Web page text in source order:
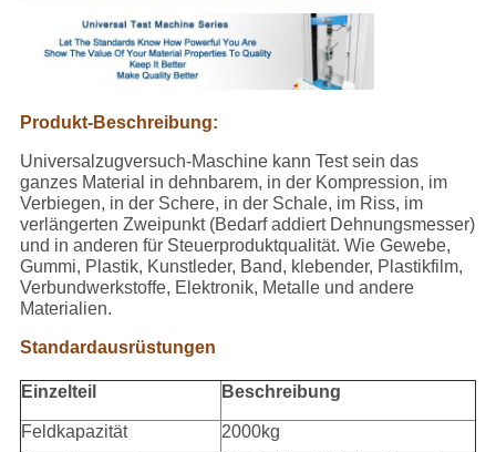
Produkt-Beschreibung:
Universalzugversuch-Maschine kann Test sein das
ganzes Material in dehnbarem, in der Kompression, im
Verbiegen, in der Schere, in der Schale, im Riss, im
verlängerten Zweipunkt (Bedarf addiert Dehnungsmesser)
und in anderen für Steuerproduktqualität. Wie Gewebe,
Gummi, Plastik, Kunstleder, Band, klebender, Plastikfilm,
Verbundwerkstoffe, Elektronik, Metalle und andere
Materialien.
Standardausrüstungen
Einzelteil Beschreibung
Feldkapazität
2000kg